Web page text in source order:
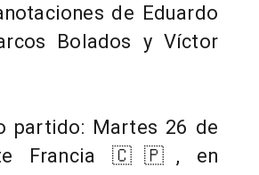
de Eduardo
Bolados y Víctor
partido: Martes 26 de
Francia 🇨🇵, en